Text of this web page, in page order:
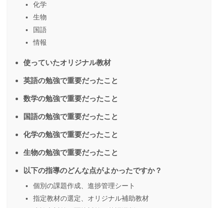
化学
生物
国語
情報
使っていたオリジナル教材
英語の勉強で重要だったこと
数学の勉強で重要だったこと
国語の勉強で重要だったこと
化学の勉強で重要だったこと
生物の勉強で重要だったこと
以下の指導のどんな点がよかったですか？
個別の課題作成、進捗管理シート
指定教材の選定、オリジナル補助教材